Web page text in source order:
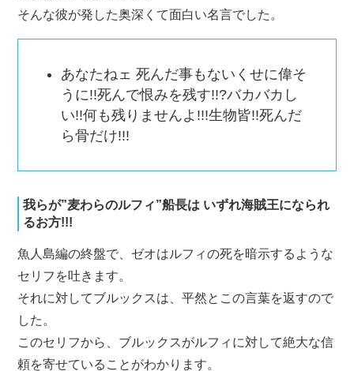
そんな彼が発した奥深くて面白い名言でした。
あなたねェ 死んだ事もないくせに偉そ
うに!!死んで恨みを残す!!?バカバカし
い!!何も残りませんよ!!!生物皆!!死んだ
ら骨だけ!!!
我らが”麦わらのルフィ”船長は いずれ海賊王になられ
るお方!!!
魚人島編の終盤で、ゼオはルフィの死を暗示するような
セリフを吐きます。
それに対してブルックスは、平然とこの言葉を返すので
した。
このセリフから、ブルックスがルフィに対して絶大な信
頼を寄せていることがわかります。